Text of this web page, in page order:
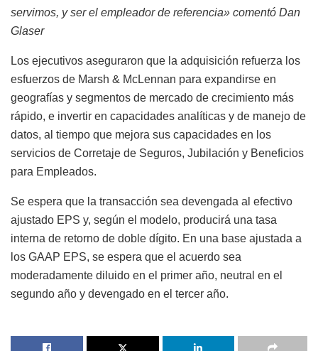
servimos, y ser el empleador de referencia» comentó Dan
Glaser
Los ejecutivos aseguraron que la adquisición refuerza los
esfuerzos de Marsh & McLennan para expandirse en
geografías y segmentos de mercado de crecimiento más
rápido, e invertir en capacidades analíticas y de manejo de
datos, al tiempo que mejora sus capacidades en los
servicios de Corretaje de Seguros, Jubilación y Beneficios
para Empleados.
Se espera que la transacción sea devengada al efectivo
ajustado EPS y, según el modelo, producirá una tasa
interna de retorno de doble dígito. En una base ajustada a
los GAAP EPS, se espera que el acuerdo sea
moderadamente diluido en el primer año, neutral en el
segundo año y devengado en el tercer año.